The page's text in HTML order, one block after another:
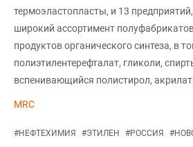
термоэластопласты, и 13
широкий ассортимент
продуктов органического синтеза, в
полиэтилентерефталат, гликоли,
вспенивающийся полистирол,
MRC
#НЕФТЕХИМИЯ #ЭТИЛЕН #РОССИЯ #